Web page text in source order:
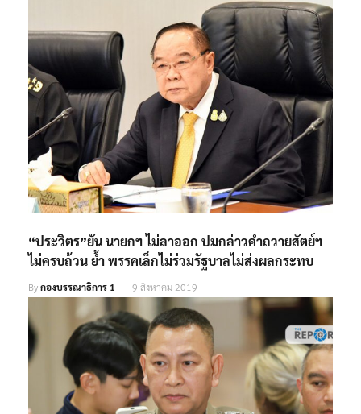
“ประวิตร”ยัน นายกฯ ไม่ลาออก ปมกล่าวคำถวายสัตย์ฯ
ไม่ครบถ้วน ย้ำ พรรคเล็กไม่ร่วมรัฐบาลไม่ส่งผลกระทบ
Byกองบรรณาธิการ 1 9 สิงหาคม 2019